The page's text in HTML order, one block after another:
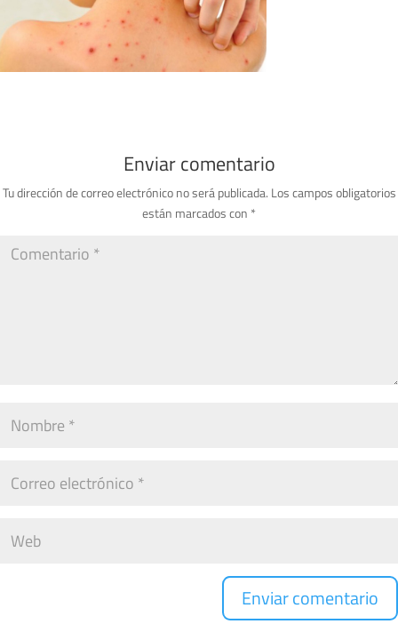
Enviar comentario
Tu dirección de correo electrónico no será publicada. Los campos obligatorios
están marcados con *